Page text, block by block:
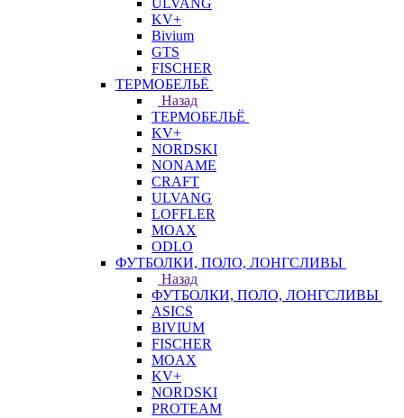
ULVANG
KV+
Bivium
GTS
FISCHER
ТЕРМОБЕЛЬЁ
Назад
ТЕРМОБЕЛЬЁ
KV+
NORDSKI
NONAME
CRAFT
ULVANG
LOFFLER
MOAX
ODLO
ФУТБОЛКИ, ПОЛО, ЛОНГСЛИВЫ
Назад
ФУТБОЛКИ, ПОЛО, ЛОНГСЛИВЫ
ASICS
BIVIUM
FISCHER
MOAX
KV+
NORDSKI
PROTEAM